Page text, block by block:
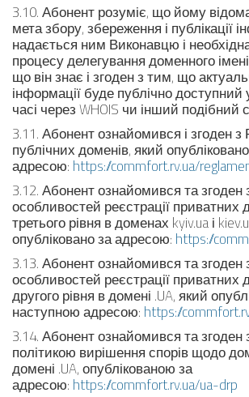
3.10. Абонент розуміє, що йому
мета збору, збереження і публікації
надається ним Виконавцю і
процесу делегування доменного
що він знає і згоден з тим, що
інформації буде публічно
часі через WHOIS чи інший подібний
3.11. Абонент ознайомився і згоден
публічних доменів, який
адресою: https://commfort.rv.ua/
3.12. Абонент ознайомився та
особливостей реєстрації приватних
третього рівня в доменах kyiv.ua і
опубліковано за адресою: https://
3.13. Абонент ознайомився та
особливостей реєстрації приватних
другого рівня в домені .UA, який
наступною адресою: https://
3.14. Абонент ознайомився та
політикою вирішення спорів щодо
домені .UA, опублікованою за
адресою: https://commfort.rv.ua/ua-drp